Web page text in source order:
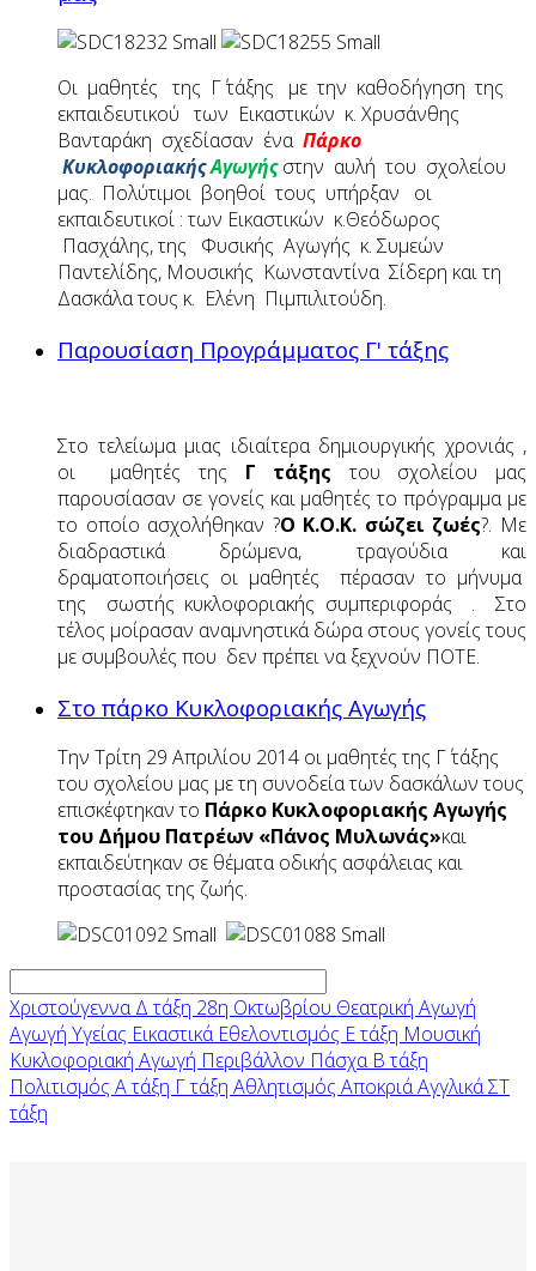
Οι μαθητές της Γ΄ τάξης με την καθοδήγηση της
εκπαιδευτικού των Εικαστικών κ. Χρυσάνθης
Βανταράκη σχεδίασαν ένα Πάρκο
ΚυκλοφοριακήςΑγωγής στην αυλή του σχολείου
μας. Πολύτιμοι βοηθοί τους υπήρξαν οι
εκπαιδευτικοί : των Εικαστικών κ.Θεόδωρος
Πασχάλης, της Φυσικής Αγωγής κ. Συμεών
Παντελίδης, Μουσικής Κωνσταντίνα Σίδερη και τη
Δασκάλα τους κ. Ελένη Πιμπιλιτούδη.
Παρουσίαση Προγράμματος Γ' τάξης
Στο τελείωμα μιας ιδιαίτερα δημιουργικής χρονιάς ,
οι μαθητές της Γ τάξης του σχολείου μας
παρουσίασαν σε γονείς και μαθητές το πρόγραμμα με
το οποίο ασχολήθηκαν ?Ο Κ.Ο.Κ. σώζει ζωές?. Με
διαδραστικά δρώμενα, τραγούδια και
δραματοποιήσεις οι μαθητές πέρασαν το μήνυμα
της σωστής κυκλοφοριακής συμπεριφοράς . Στο
τέλος μοίρασαν αναμνηστικά δώρα στους γονείς τους
με συμβουλές που δεν πρέπει να ξεχνούν ΠΟΤΕ.
Στο πάρκο Κυκλοφοριακής Αγωγής
Την Τρίτη 29 Απριλίου 2014 οι μαθητές της Γ΄ τάξης
του σχολείου μας με τη συνοδεία των δασκάλων τους
επισκέφτηκαν το Πάρκο Κυκλοφοριακής Αγωγής
του Δήμου Πατρέων «Πάνος Μυλωνάς»και
εκπαιδεύτηκαν σε θέματα οδικής ασφάλειας και
προστασίας της ζωής.
ΧριστούγενναΔ τάξη 28η Οκτωβρίου Θεατρική Αγωγή
Αγωγή Υγείας Εικαστικά Εθελοντισμός Ε τάξη Μουσική
Κυκλοφοριακή Αγωγή Περιβάλλον Πάσχα Β τάξη
Πολιτισμός Α τάξη Γ τάξη Αθλητισμός ΑποκριάΑγγλικάΣΤ
τάξη